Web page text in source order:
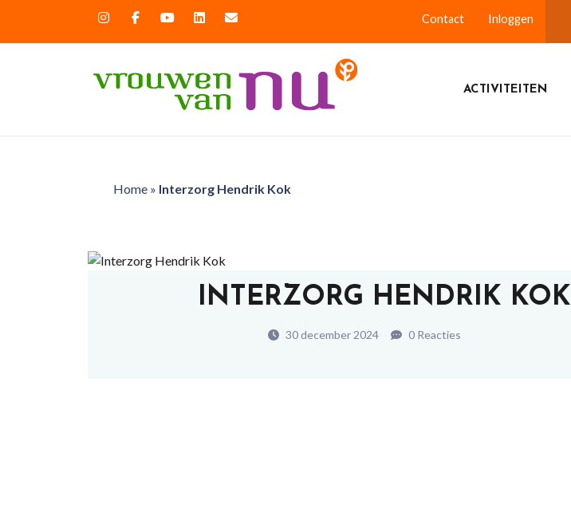
Contact Inloggen
ACTIVITEITEN
Home» Interzorg Hendrik Kok
INTERZORG HENDRIK KOK
30 december 2024 0 Reacties